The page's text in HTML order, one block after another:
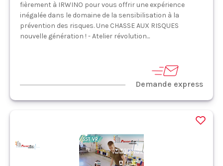
fièrement à IRWINO pour vous offrir une expérience
inégalée dans le domaine de la sensibilisation à la
prévention des risques. Une CHASSE AUX RISQUES
nouvelle génération ! - Atelier révolution...
Demande express